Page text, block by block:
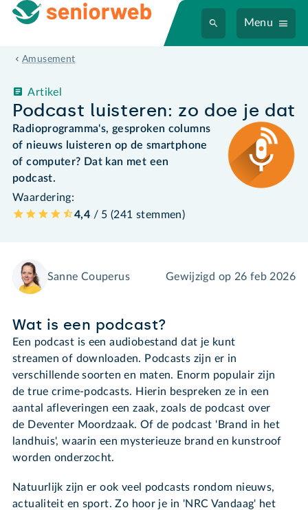
Menu
Amusement
Podcast luisteren: zo doe je dat
Artikel
Radioprogramma's, gesproken columns
of nieuws luisteren op de smartphone
of computer? Dat kan met een
podcast.
Waardering:
4,4 / 5 (241 stemmen)
Sanne Couperus Gewijzigd op 26 feb 2026
Wat is een podcast?
Een podcast is een audiobestand dat je kunt
streamen of downloaden. Podcasts zijn er in
verschillende soorten en maten. Enorm populair zijn
de true crime-podcasts. Hierin bespreken ze in een
aantal afleveringen een zaak, zoals de podcast over
de Deventer Moordzaak. Of de podcast 'Brand in het
landhuis', waarin een mysterieuze brand en kunstroof
worden onderzocht.
Natuurlijk zijn er ook veel podcasts rondom nieuws,
actualiteit en sport. Zo hoor je in 'NRC Vandaag' het